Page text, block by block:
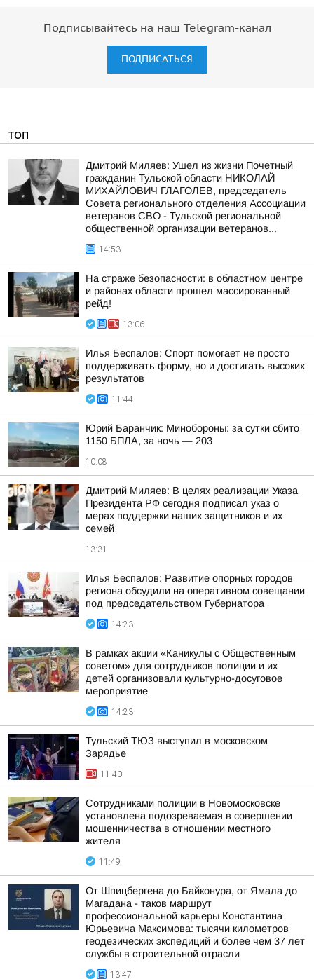
Подписывайтесь на наш Telegram-канал
ПОДПИСАТЬСЯ
ТОП
Дмитрий Миляев: Ушел из жизни Почетный
гражданин Тульской области НИКОЛАЙ
МИХАЙЛОВИЧ ГЛАГОЛЕВ, председатель
Совета регионального отделения Ассоциации
ветеранов СВО - Тульской региональной
общественной организации ветеранов...
14:53
На страже безопасности: в областном центре
и районах области прошел массированный
рейд!
13:06
Илья Беспалов: Спорт помогает не просто
поддерживать форму, но и достигать высоких
результатов
11:44
Юрий Баранчик: Минобороны: за сутки сбито
1150 БПЛА, за ночь — 203
10:08
Дмитрий Миляев: В целях реализации Указа
Президента РФ сегодня подписал указ о
мерах поддержки наших защитников и их
семей
13:31
Илья Беспалов: Развитие опорных городов
региона обсудили на оперативном совещании
под председательством Губернатора
14:23
В рамках акции «Каникулы с Общественным
советом» для сотрудников полиции и их
детей организовали культурно-досуговое
мероприятие
14:23
Тульский ТЮЗ выступил в московском
Зарядье
11:40
Сотрудниками полиции в Новомосковске
установлена подозреваемая в совершении
мошенничества в отношении местного
жителя
11:49
От Шпицбергена до Байконура, от Ямала до
Магадана - таков маршрут
профессиональной карьеры Константина
Юрьевича Максимова: тысячи километров
геодезических экспедиций и более чем 37 лет
службы в строительной отрасли
13:47